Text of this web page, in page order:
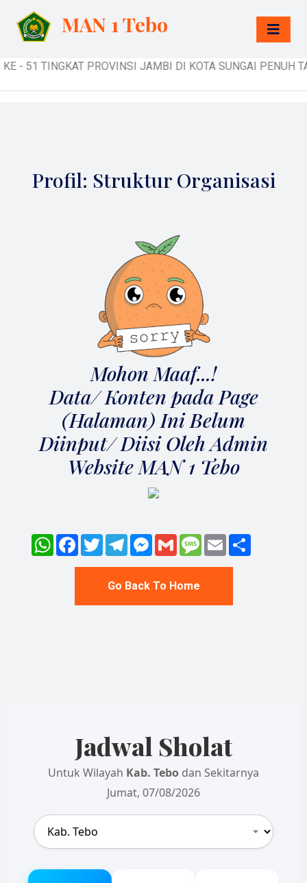
MAN 1 Tebo
TINGKAT PROVINSI JAMBI DI KOTA SUNGAI PENUH
Profil: Struktur Organisasi
Mohon Maaf...!
Data/ Konten pada Page
(Halaman) Ini Belum
Diinput/ Diisi Oleh Admin
Website MAN 1 Tebo
WhatsAppFacebook
TwitterTelegramMessenger
Gmail Message
Email
Go Back To Home
Jadwal Sholat
Untuk Wilayah Kab. Tebo dan Sekitarnya
Jumat, 07/08/2026